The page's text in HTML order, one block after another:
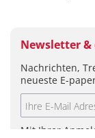
Newsletter &
Nachrichten,
neueste E-
Mit Ihrer